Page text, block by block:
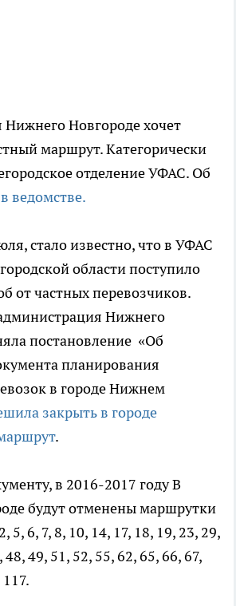
Новгороде хочет
маршрут. Категорически
отделение УФАС. Об
ведомстве.
стало известно, что в УФАС
области поступило
от частных перевозчиков.
Нижнего
постановление «Об
планирования
в городе Нижнем
закрыть в городе
.
в 2016-2017 году В
будут отменены маршрутки
6, 7, 8, 10, 14, 17, 18, 19, 23, 29,
48, 49, 51, 52, 55, 62, 65, 66, 67,